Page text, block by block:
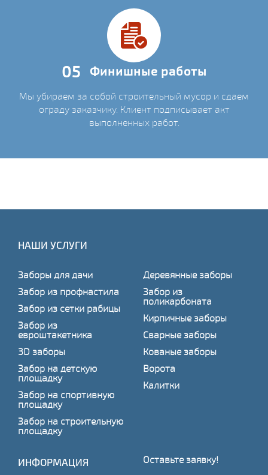
05 Финишные работы
Мы убираем за собой строительный мусор и сдаем
ограду заказчику. Клиент подписывает акт
выполненных работ.
НАШИ УСЛУГИ
Заборы для дачи
Забор из профнастила
Забор из сетки рабицы
Забор из
евроштакетника
3D заборы
Забор на детскую
площадку
Забор на спортивную
площадку
Забор на строительную
площадку
Деревянные заборы
Забор из
поликарбоната
Кирпичные заборы
Сварные заборы
Кованые заборы
Ворота
Калитки
ИНФОРМАЦИЯ Оставьте заявку!